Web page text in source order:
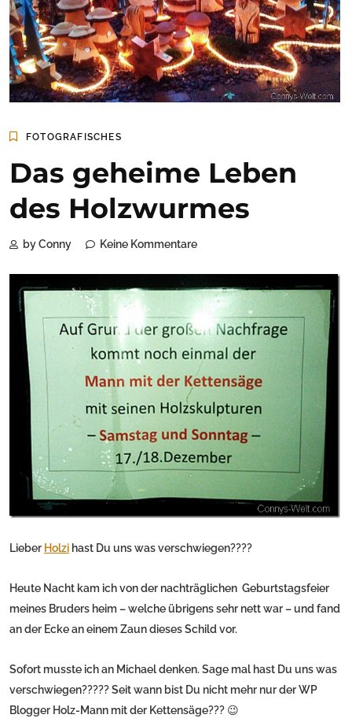
FOTOGRAFISCHES
Das geheime Leben
des Holzwurmes
by Conny Keine Kommentare
Lieber Holzi hast Du uns was verschwiegen????
Heute Nacht kam ich von der nachträglichen Geburtstagsfeier
meines Bruders heim – welche übrigens sehr nett war – und fand
an der Ecke an einem Zaun dieses Schild vor.
Sofort musste ich an Michael denken. Sage mal hast Du uns was
verschwiegen????? Seit wann bist Du nicht mehr nur der WP
Blogger Holz-Mann mit der Kettensäge??? 😉